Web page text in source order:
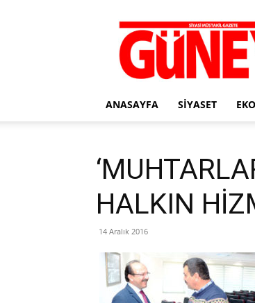
Gazete
Güney
ANASAYFA SIYASET
HALKIN
14 Aralık 2016